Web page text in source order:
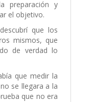
preparación y
el objetivo.
que los
mismos, que
de verdad lo
que medir la
se llegara a la
que no era